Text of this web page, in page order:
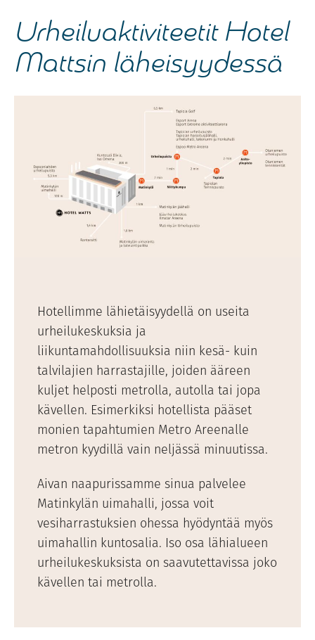
Urheiluaktiviteetit Hotel
Mattsin läheisyydessä
Hotellimme lähietäisyydellä on useita
urheilukeskuksia ja
liikuntamahdollisuuksia niin kesä- kuin
talvilajien harrastajille, joiden ääreen
kuljet helposti metrolla, autolla tai jopa
kävellen. Esimerkiksi hotellista pääset
monien tapahtumien Metro Areenalle
metron kyydillä vain neljässä minuutissa.
Aivan naapurissamme sinua palvelee
Matinkylän uimahalli, jossa voit
vesiharrastuksien ohessa hyödyntää myös
uimahallin kuntosalia. Iso osa lähialueen
urheilukeskuksista on saavutettavissa joko
kävellen tai metrolla.